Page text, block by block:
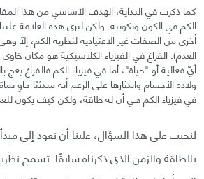
كما ذكرت في البداية، الهدف الأساسي من هذا
الكم في الكون وتكوينه. ولكن لنرى هذه العلاقة
العدم). الفراغ في الفيزياء الكلاسيكية هو مكان
أيّ فعالية أو "حياة"، أما في فيزياء الكم فالفراغ يعج
ولادة الأجسام واندثارها على الرغم أنه مبدئيًا خاوٍ
في فيزياء الكم هي أن له طاقة، ولكن كيف يكون
لنجيب على هذا السؤال، علينا أن نعود إلى
بالطاقة والزمن الذي ذكرناه سابقًا. تسمح